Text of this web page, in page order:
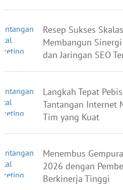
Resep Sukses
Membangun
dan Jaringan SEO
Langkah Tepat
Tantangan Internet
Tim yang Kuat
Menembus
2026 dengan
Berkinerja Tinggi